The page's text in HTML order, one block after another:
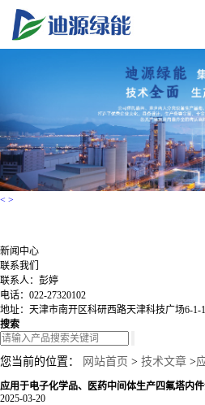
< >
新闻中心
联系我们
联系人：彭婷
电话：022-27320102
地址：天津市南开区科研西路天津科技广场6-1-
搜索
您当前的位置： 网站首页 > 技术文章 >
生产四氟塔内件介绍
应用于电子化学品、医药中间体生产四氟塔内
2025-03-20